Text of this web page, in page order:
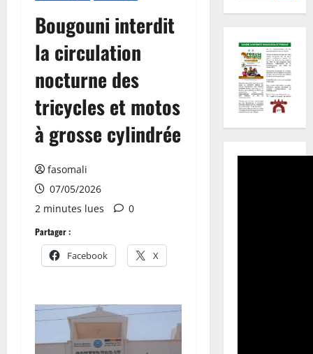
Bougouni interdit
la circulation
nocturne des
tricycles et motos
à grosse cylindrée
fasomali
07/05/2026
2 minutes lues
0
Partager :
Facebook X